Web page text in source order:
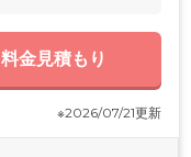
料金見積もり
※2026/07/21更新